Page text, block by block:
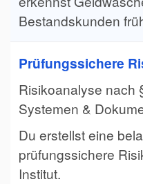
Bestandskunden
Prüfungssichere
Risikoanalyse nach
Systemen &
Du erstellst eine
prüfungssichere
Institut.